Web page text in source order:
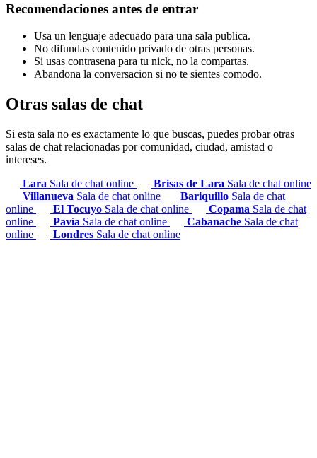
Recomendaciones antes de entrar
Usa un lenguaje adecuado para una sala publica.
No difundas contenido privado de otras personas.
Si usas contrasena para tu nick, no la compartas.
Abandona la conversacion si no te sientes comodo.
Otras salas de chat
Si esta sala no es exactamente lo que buscas, puedes probar otras
salas de chat relacionadas por comunidad, ciudad, amistad o
intereses.
Lara Sala de chat online Brisas de Lara Sala de chat online
Villanueva Sala de chat online Bariquillo Sala de chat
online
El Tocuyo Sala de chat online Copama Sala de chat
online
Pavía Sala de chat online Cabanache Sala de chat
online
Londres Sala de chat online